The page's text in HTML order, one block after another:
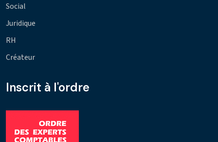
Social
Juridique
RH
Créateur
Inscrit à l'ordre